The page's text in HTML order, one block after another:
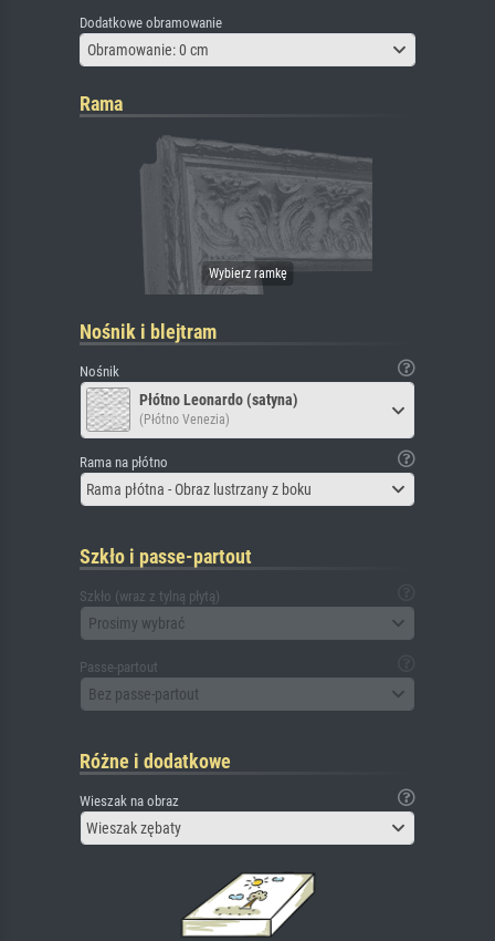
Dodatkowe obramowanie
Obramowanie: 0 cm
Rama
Nośnik i blejtram
Nośnik
Płótno Leonardo (satyna)
(Płótno Venezia)
Rama na płótno
Rama płótna - Obraz lustrzany z boku
Szkło i passe-partout
Szkło (wraz z tylną płytą)
Prosimy wybrać
Passe-partout
Bez passe-partout
Różne i dodatkowe
Wieszak na obraz
Wieszak zębaty